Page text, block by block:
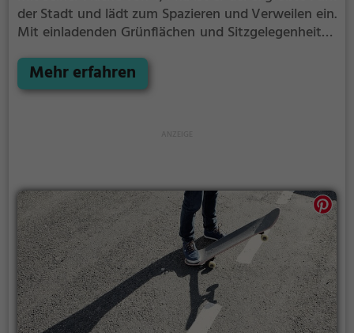
der Stadt und lädt zum Spazieren und Verweilen ein.
Mit einladenden Grünflächen und Sitzgelegenheiten
Entspannung.
Mehr erfahren